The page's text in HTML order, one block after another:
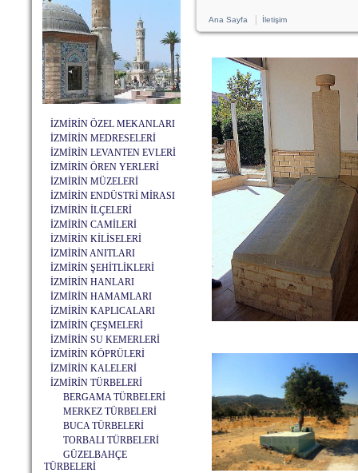
İZMİRİN ÖZEL MEKANLARI
İZMİRİN MEDRESELERİ
İZMİRİN LEVANTEN EVLERİ
İZMİRİN ÖREN YERLERİ
İZMİRİN MÜZELERİ
İZMİRİN ENDÜSTRİ MİRASI
İZMİRİN İLÇELERİ
İZMİRİN CAMİLERİ
İZMİRİN KİLİSELERİ
İZMİRİN ANITLARI
İZMİRİN ŞEHİTLİKLERİ
İZMİRİN HANLARI
İZMİRİN HAMAMLARI
İZMİRİN KAPLICALARI
İZMİRİN ÇEŞMELERİ
İZMİRİN SU KEMERLERİ
İZMİRİN KÖPRÜLERİ
İZMİRİN KALELERİ
İZMİRİN TÜRBELERİ
BERGAMA TÜRBELERİ
MERKEZ TÜRBELERİ
BUCA TÜRBELERİ
TORBALI TÜRBELERİ
GÜZELBAHÇE
TÜRBELERİ
Ana Sayfa| İletişim